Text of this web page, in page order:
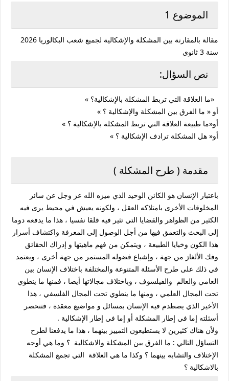
الموضوع 1
مقالة بالمقارنة بين المشكلة والإشكالية لجميع شعب البكالوريا 2026
سنة 3 ثانوي
نص السؤال:
«ما العلاقة التي تربط المشكلة بالإشكالية؟ »
أو « ما الفرق بين المشكلة والإشكالية ؟ »
أو«ما طبيعة العلاقة التي تربط المشكلة بالإشكالية ؟ »
أو« هل المشكلة ترادف الإشكالية ؟ »
مقدمة ( طرح المشكلة )
باعتبار الإنسان هو الكائن الوحيد الذي ميزه الله عز وجل عن سائر
المخلوقات الأخرى بامتلاكه العقل ، ولكونه يعيش في محيط يرى فيه
الكثير من الظواهر والقضايا التي تثير فيه قلقا نفسيا ، هذا ما يدفعه دوما
إلى البحث والتعمق فيها من أجل الوصول إلى المعرفة واكتشاف أسرار
هذا الكون وخبايا الطبيعة ، ويتمكن من فهم ماهيتها و إدراك الحقائق
وفك الألغاز من جهة ، وإشباع فضوله المستمر من جهة أخرى ، ويعتمد
في ذلك على طرح الأسئلة المتنوعة والمختلفة باختلاف الإنسان بين
العامي والعالم والفيلسوف ، وباختلاف مجالاتها أيضا ، فمنها ما ينطوي
تحت المجال العلمي ، ومنها ما ينطوي تحت المجال الفلسفي ، هذا
الأخير الذي يصطدم فيه الإنسان بمسائل و مواضيع معقدة ، فتنحصر
أسئلته إما في إطار المشكلة أو إما في إطار الإشكالية .
ولأن هناك كثيرين لا يستطيعون التمييز بينهما ، هذا ما يدفعنا لطرح
التساؤل التالي : ما الفرق بين المشكلة والاشكالية ؟ وما هي أوجه
الإختلاف والتشابه بينهما ؟ وكذا ما هي العلاقة التي تجمع المشكلة
بالاشكالية ؟